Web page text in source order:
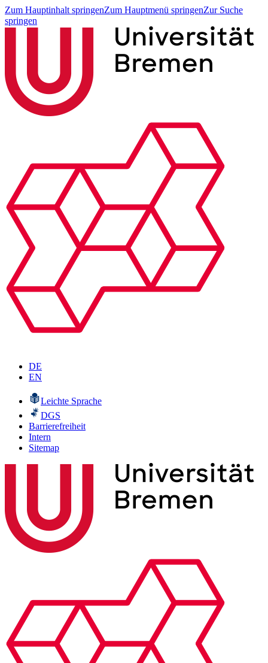
Zum Hauptinhalt springenZum Hauptmenü springenZur Suche
springen
DE
EN
Leichte Sprache
DGS
Barrierefreiheit
Intern
Sitemap